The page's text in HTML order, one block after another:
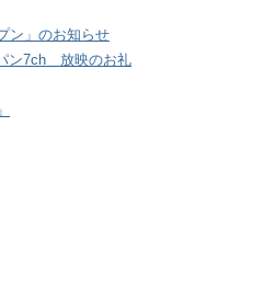
ン」のお知らせ
ン7ch 放映のお礼